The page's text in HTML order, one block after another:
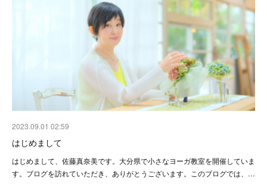
2023.09.01 02:59
はじめまして
はじめまして、佐藤真奈美です。大分県で小さなヨーガ教室を開催していま
す。ブログを訪れていただき、ありがとうございます。このブログでは、…